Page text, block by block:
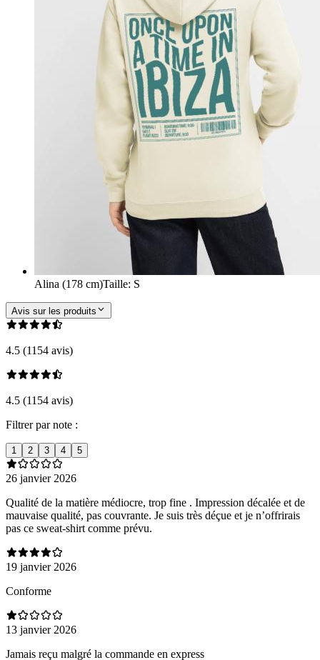
Alina (178 cm)Taille: S
Avis sur les produits
4.5 (1154 avis)
4.5 (1154 avis)
Filtrer par note :
1 2 3 4 5
26 janvier 2026
Qualité de la matière médiocre, trop fine . Impression décalée et de
mauvaise qualité, pas couvrante. Je suis très déçue et je n’offrirais
pas ce sweat-shirt comme prévu.
19 janvier 2026
Conforme
13 janvier 2026
Jamais reçu malgré la commande en express